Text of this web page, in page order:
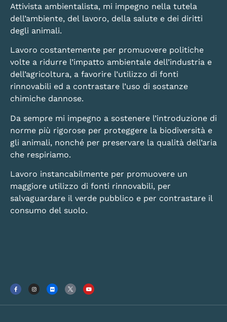
Attivista ambientalista, mi impegno nella tutela
dell’ambiente, del lavoro, della salute e dei diritti
degli animali.
Lavoro costantemente per promuovere politiche
volte a ridurre l’impatto ambientale dell’industria e
dell’agricoltura, a favorire l’utilizzo di fonti
rinnovabili ed a contrastare l’uso di sostanze
chimiche dannose.
Da sempre mi impegno a sostenere l’introduzione di
norme più rigorose per proteggere la biodiversità e
gli animali, nonché per preservare la qualità dell’aria
che respiriamo.
Lavoro instancabilmente per promuovere un
maggiore utilizzo di fonti rinnovabili, per
salvaguardare il verde pubblico e per contrastare il
consumo del suolo.